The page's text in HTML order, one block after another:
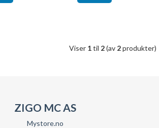
Viser 1til 2(av 2produkter)
ZIGO MC AS
Mystore.no